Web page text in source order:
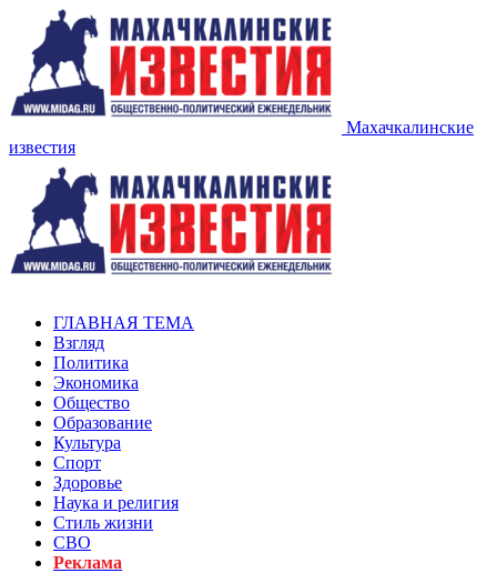
Махачкалинские
известия
ГЛАВНАЯ ТЕМА
Взгляд
Политика
Экономика
Общество
Образование
Культура
Спорт
Здоровье
Наука и религия
Стиль жизни
СВО
Реклама